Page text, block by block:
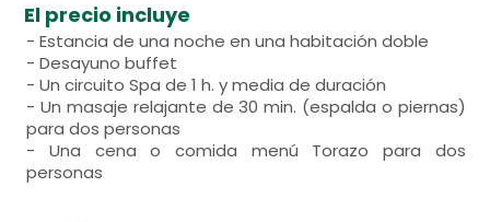
El precio incluye
- Estancia de una noche en una habitación doble
- Desayuno buffet
- Un circuito Spa de 1 h. y media de duración
- Un masaje relajante de 30 min. (espalda o piernas)
para dos personas
- Una cena o comida menú Torazo para dos
personas